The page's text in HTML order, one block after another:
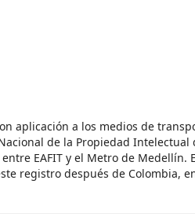
aplicación a los medios de
de la Propiedad Intelectual
EAFIT y el Metro de Medellín.
registro después de Colombia,